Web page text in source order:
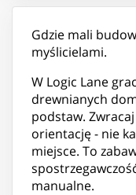
Gdzie mali
myślicielami.
W Logic Lane
drewnianych
podstaw.
orientację - nie
miejsce. To
manualne.